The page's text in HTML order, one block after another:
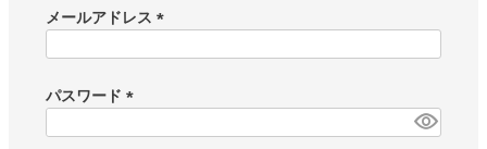
メールアドレス
)
パスワード